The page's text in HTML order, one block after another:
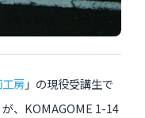
房」の現役受講生で
、KOMAGOME 1-14